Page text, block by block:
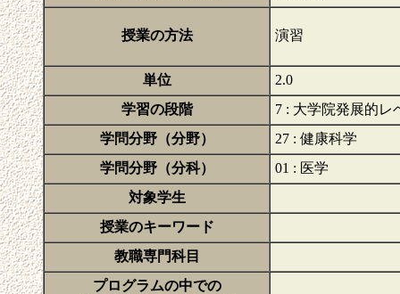
授業の方法 演習
単位
2.0
学習の段階
7 : 大学院発展的レ
学問分野（分野）
27 : 健康科学
学問分野（分科）
01 : 医学
対象学生
授業のキーワード
教職専門科目
プログラムの中での